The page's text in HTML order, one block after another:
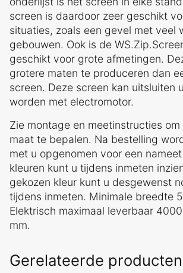
screen is daardoor zeer geschikt
situaties, zoals een gevel met veel
gebouwen. Ook is de
geschikt voor grote afmetingen.
grotere maten te produceren dan
screen. Deze screen kan uitsluiten
worden met electromotor.
Zie montage en meetinstructies
maat te bepalen. Na bestelling
met u opgenomen voor een
kleuren kunt u tijdens inmeten
gekozen kleur kunt u desgewenst
tijdens inmeten. Minimale breedte
Elektrisch maximaal leverbaar
mm.
Gerelateerde producten